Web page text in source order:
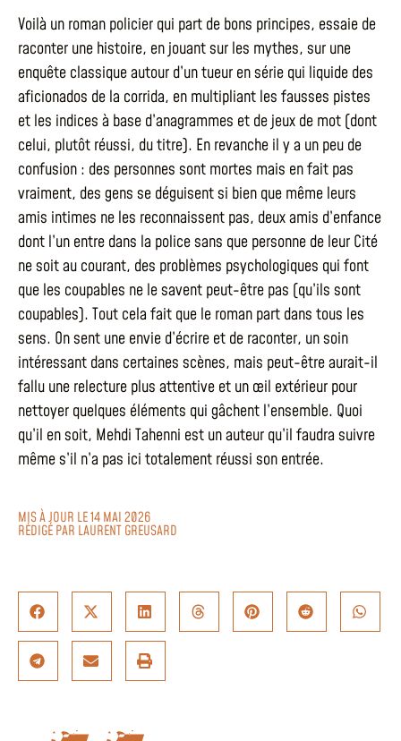
Voilà un roman policier qui part de bons principes, essaie de
raconter une histoire, en jouant sur les mythes, sur une
enquête classique autour d’un tueur en série qui liquide des
aficionados de la corrida, en multipliant les fausses pistes
et les indices à base d’anagrammes et de jeux de mot (dont
celui, plutôt réussi, du titre). En revanche il y a un peu de
confusion : des personnes sont mortes mais en fait pas
vraiment, des gens se déguisent si bien que même leurs
amis intimes ne les reconnaissent pas, deux amis d’enfance
dont l’un entre dans la police sans que personne de leur Cité
ne soit au courant, des problèmes psychologiques qui font
que les coupables ne le savent peut-être pas (qu’ils sont
coupables). Tout cela fait que le roman part dans tous les
sens. On sent une envie d’écrire et de raconter, un soin
intéressant dans certaines scènes, mais peut-être aurait-il
fallu une relecture plus attentive et un œil extérieur pour
nettoyer quelques éléments qui gâchent l’ensemble. Quoi
qu’il en soit, Mehdi Tahenni est un auteur qu’il faudra suivre
même s’il n’a pas ici totalement réussi son entrée.
MIS À JOUR LE 14 MAI 2026
RÉDIGÉ PAR LAURENT GREUSARD